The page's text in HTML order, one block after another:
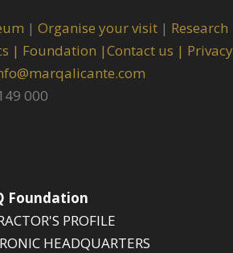
| Organise your visit | Research
| Foundation |Contact us | Privacy
000
Foundation
PROFILE
HEADQUARTERS